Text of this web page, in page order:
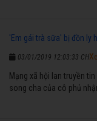
'Em gái trà sữa' bị đồn ly
03/01/2019 12:03:33 CH
Mạng xã hội lan truyền
song cha của cô phủ